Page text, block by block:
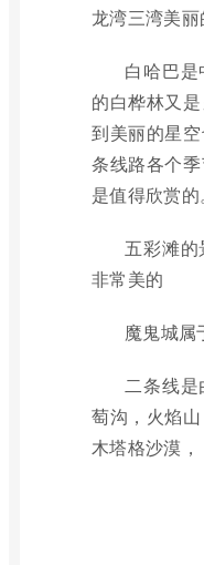
龙湾三湾美丽
白哈巴
的白桦林又
到美丽的星
条线路各个
是值得欣赏的。
五彩滩
非常美的
魔鬼城属
二条线
萄沟，火焰
木塔格沙漠，